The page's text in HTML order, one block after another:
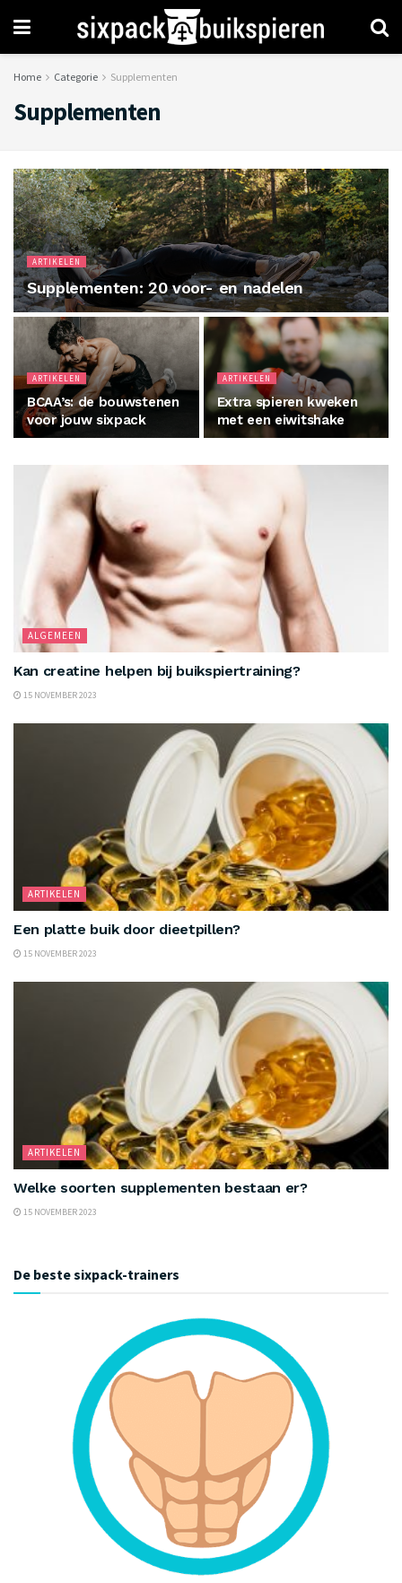
Home Categorie Supplementen
Supplementen
ARTIKELEN
Supplementen: 20 voor- en nadelen
ARTIKELEN
BCAA’s: de bouwstenen
voor jouw sixpack
ARTIKELEN
Extra spieren kweken
met een eiwitshake
ALGEMEEN
Kan creatine helpen bij buikspiertraining?
15 NOVEMBER 2023
ARTIKELEN
Een platte buik door dieetpillen?
15 NOVEMBER 2023
ARTIKELEN
Welke soorten supplementen bestaan er?
15 NOVEMBER 2023
De beste sixpack-trainers